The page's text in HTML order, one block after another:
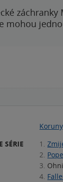
záchranky
mohou
SÉRIE
1.
2.
3.
4.